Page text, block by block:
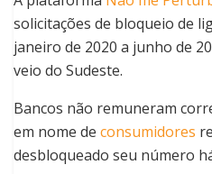
solicitações de bloqueio de
janeiro de 2020 a junho de
veio do Sudeste.
Bancos não remuneram
em nome de consumidores
desbloqueado seu número